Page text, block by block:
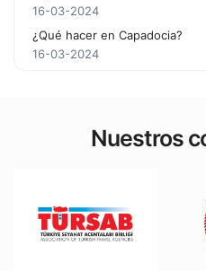
16-03-2024
¿Qué hacer en Capadocia?
16-03-2024
Nuestros